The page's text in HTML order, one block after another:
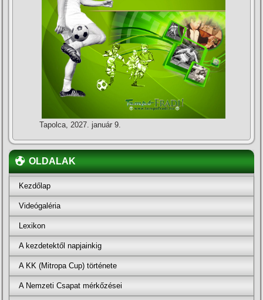
Tapolca, 2027. január 9.
OLDALAK
Kezdőlap
Videógaléria
Lexikon
A kezdetektől napjainkig
A KK (Mitropa Cup) története
A Nemzeti Csapat mérkőzései